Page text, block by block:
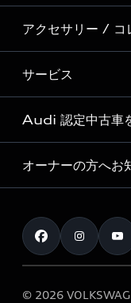
Audi Sport
Formula 1®
デジタルサービス
新車在庫検索
試乗車・展示車検索
見積もり依頼
試乗予約
モデル一覧
特別仕様モデル / 限
e-tronラインアップ
価格シミュレーショ
車両比較
カタログ一覧
アクセサリー / コ
純正アクセサリー
オンラインショップ
Audi collection
アウディナビアプリ
サービス
サービス入庫予約
サービスプログラム
メンテナンス
車検 / 定期点検
e-tronアフターサポ
Audi 認定中古車
Audi認定中古車
クオリティ
保証
メンテナンス
オーナーの方へお
お知らせ
オーナー様向けキャ
© 2026